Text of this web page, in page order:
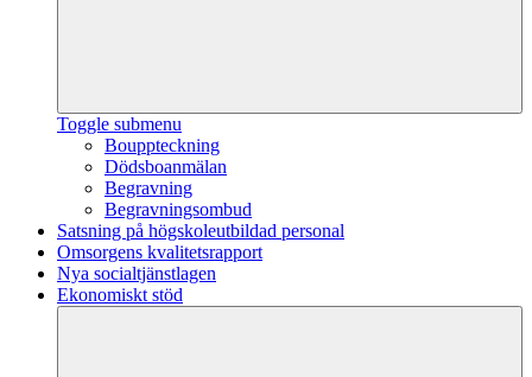
Toggle submenu
Bouppteckning
Dödsboanmälan
Begravning
Begravningsombud
Satsning på högskoleutbildad personal
Omsorgens kvalitetsrapport
Nya socialtjänstlagen
Ekonomiskt stöd